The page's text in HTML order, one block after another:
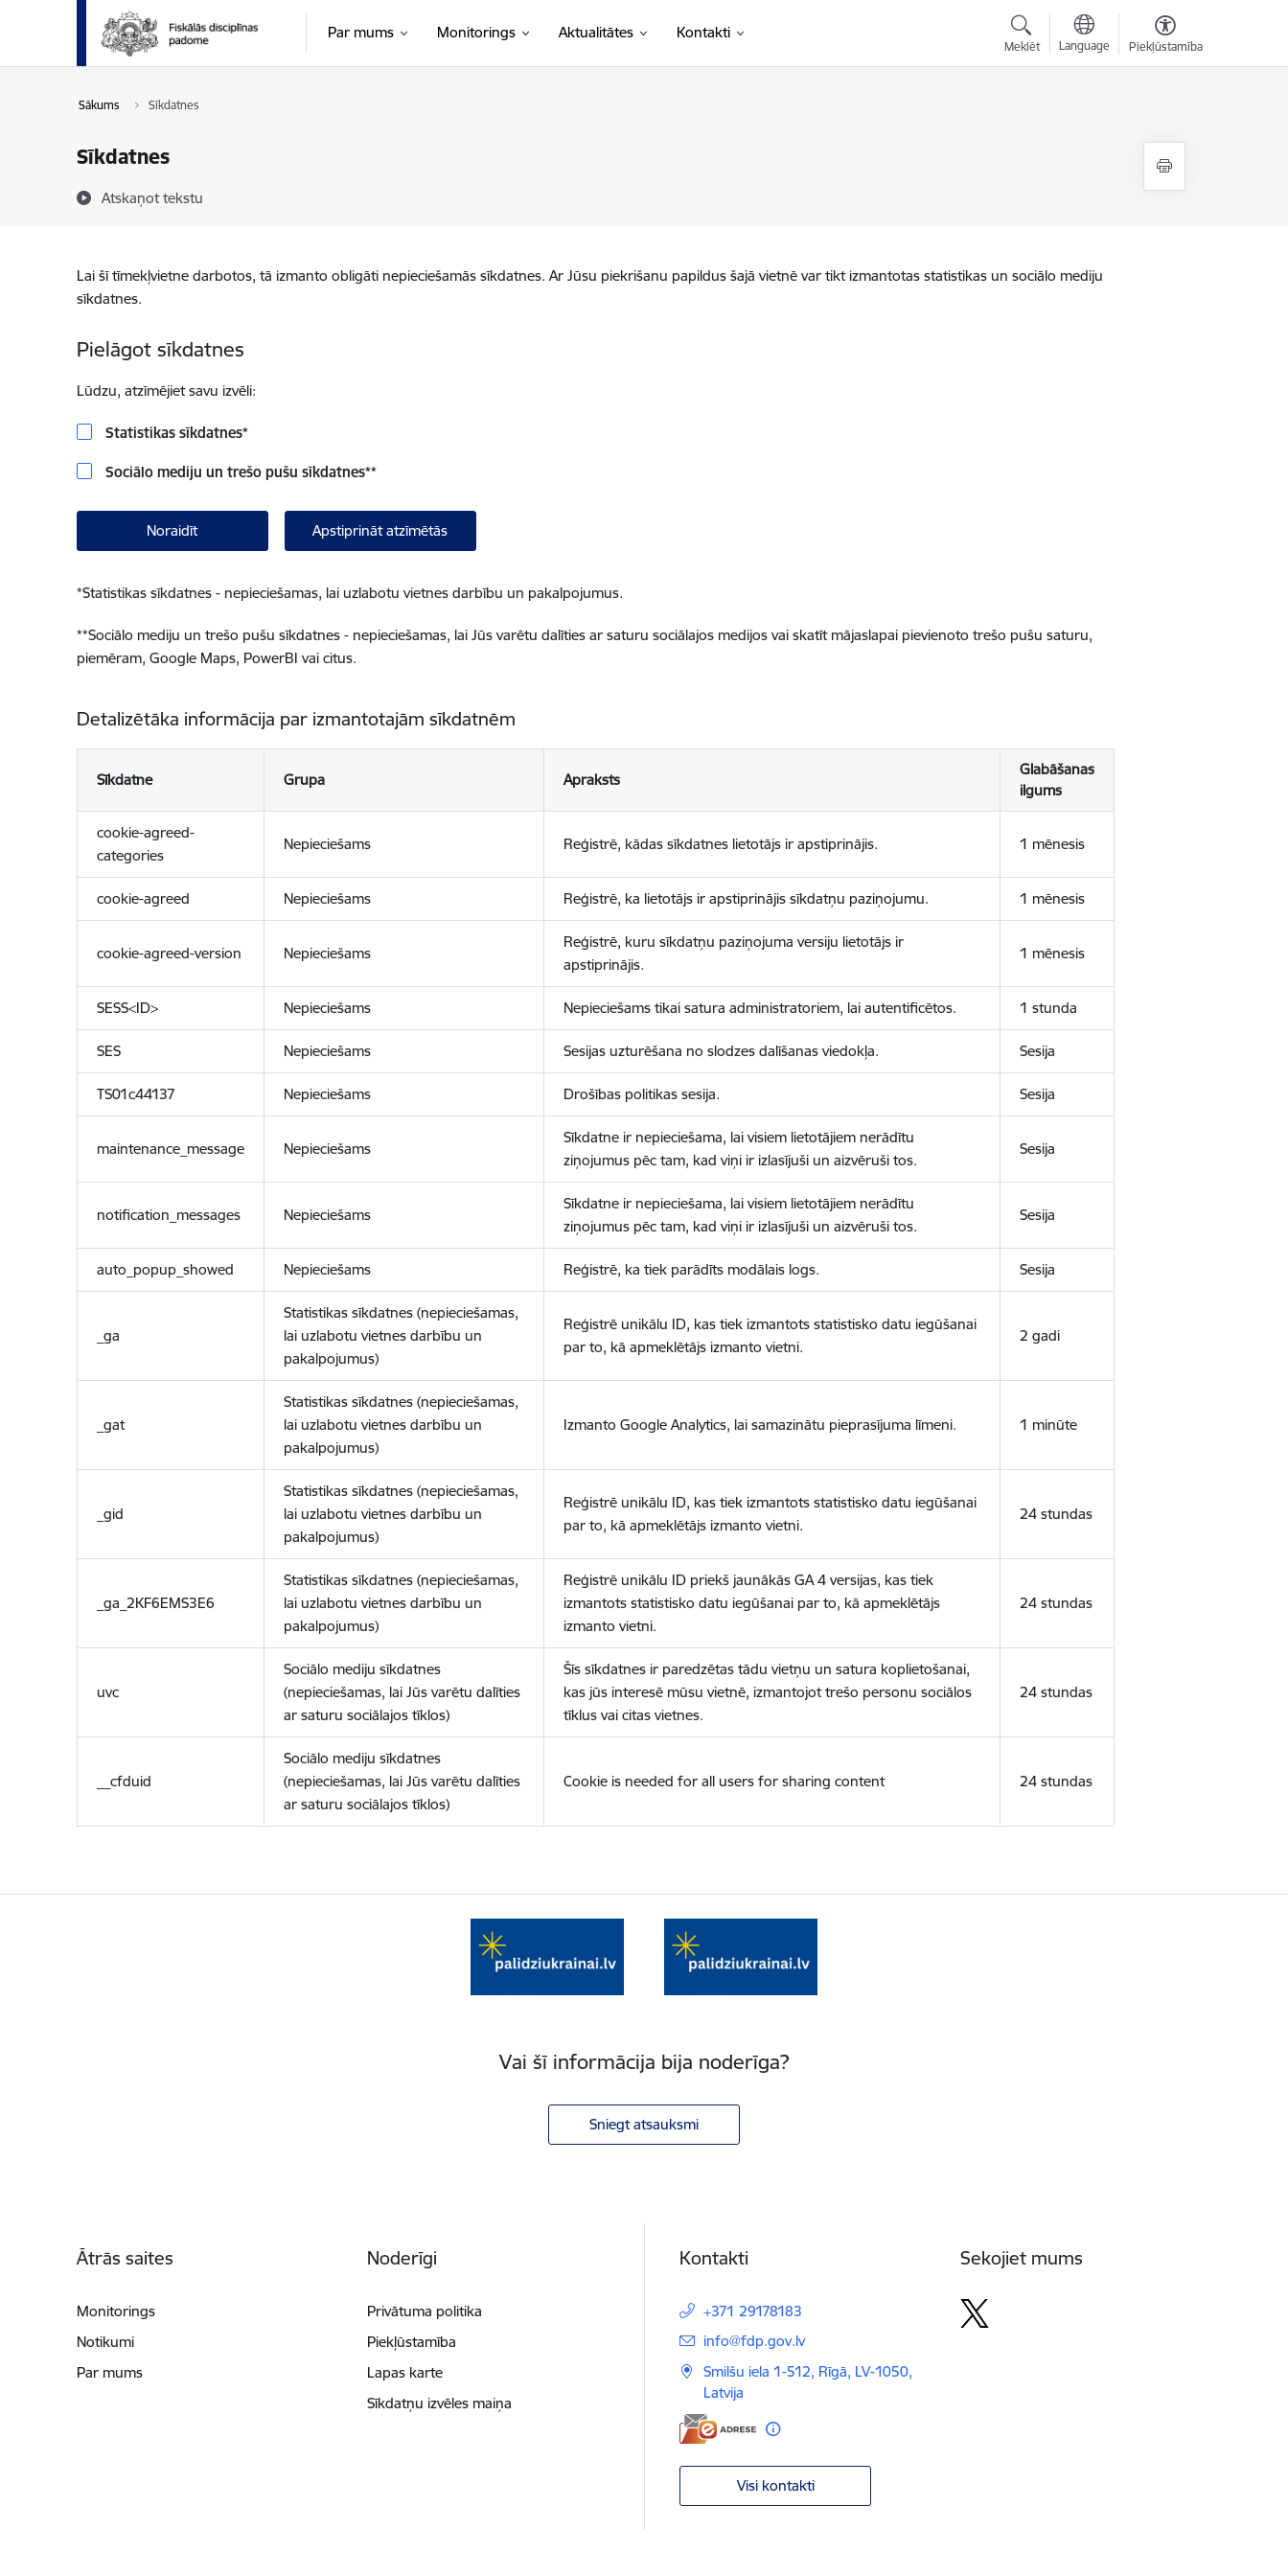
Pāriet uz lapas saturu
Par mums Monitorings Aktualitātes Kontakti
Meklēt Language Piekļūstamība
Sākums Sīkdatnes
Sīkdatnes
Atskaņot tekstu
Lai šī tīmekļvietne darbotos, tā izmanto obligāti nepieciešamās sīkdatnes. Ar Jūsu piekrišanu papildus šajā vietnē var tikt izmantotas statistikas un sociālo mediju
sīkdatnes.
Pielāgot sīkdatnes
Lūdzu, atzīmējiet savu izvēli:
Statistikas sīkdatnes*
Sociālo mediju un trešo pušu sīkdatnes**
Noraidīt Apstiprināt atzīmētās
*Statistikas sīkdatnes - nepieciešamas, lai uzlabotu vietnes darbību un pakalpojumus.
**Sociālo mediju un trešo pušu sīkdatnes - nepieciešamas, lai Jūs varētu dalīties ar saturu sociālajos medijos vai skatīt mājaslapai pievienoto trešo pušu saturu,
piemēram, Google Maps, PowerBI vai citus.
Detalizētāka informācija par izmantotajām sīkdatnēm
Sīkdatne Grupa Apraksts
Glabāšanas
ilgums
cookie-agreed-
categories
Nepieciešams Reģistrē, kādas sīkdatnes lietotājs ir apstiprinājis. 1 mēnesis
cookie-agreed Nepieciešams Reģistrē, ka lietotājs ir apstiprinājis sīkdatņu paziņojumu. 1 mēnesis
cookie-agreed-version Nepieciešams
Reģistrē, kuru sīkdatņu paziņojuma versiju lietotājs ir
apstiprinājis.
1 mēnesis
SESS<ID> Nepieciešams Nepieciešams tikai satura administratoriem, lai autentificētos. 1 stunda
SES Nepieciešams Sesijas uzturēšana no slodzes dalīšanas viedokļa. Sesija
TS01c44137 Nepieciešams Drošības politikas sesija. Sesija
maintenance_message Nepieciešams
Sīkdatne ir nepieciešama, lai visiem lietotājiem nerādītu
ziņojumus pēc tam, kad viņi ir izlasījuši un aizvēruši tos.
Sesija
notification_messages Nepieciešams
Sīkdatne ir nepieciešama, lai visiem lietotājiem nerādītu
ziņojumus pēc tam, kad viņi ir izlasījuši un aizvēruši tos.
Sesija
auto_popup_showed Nepieciešams Reģistrē, ka tiek parādīts modālais logs. Sesija
_ga
Statistikas sīkdatnes (nepieciešamas,
lai uzlabotu vietnes darbību un
pakalpojumus)
Reģistrē unikālu ID, kas tiek izmantots statistisko datu iegūšanai
par to, kā apmeklētājs izmanto vietni.
2 gadi
_gat
Statistikas sīkdatnes (nepieciešamas,
lai uzlabotu vietnes darbību un
pakalpojumus)
Izmanto Google Analytics, lai samazinātu pieprasījuma līmeni. 1 minūte
_gid
Statistikas sīkdatnes (nepieciešamas,
lai uzlabotu vietnes darbību un
pakalpojumus)
Reģistrē unikālu ID, kas tiek izmantots statistisko datu iegūšanai
par to, kā apmeklētājs izmanto vietni.
24 stundas
_ga_2KF6EMS3E6
Statistikas sīkdatnes (nepieciešamas,
lai uzlabotu vietnes darbību un
pakalpojumus)
Reģistrē unikālu ID priekš jaunākās GA 4 versijas, kas tiek
izmantots statistisko datu iegūšanai par to, kā apmeklētājs
izmanto vietni.
24 stundas
uvc
Sociālo mediju sīkdatnes
(nepieciešamas, lai Jūs varētu dalīties
ar saturu sociālajos tīklos)
Šīs sīkdatnes ir paredzētas tādu vietņu un satura koplietošanai,
kas jūs interesē mūsu vietnē, izmantojot trešo personu sociālos
tīklus vai citas vietnes.
24 stundas
__cfduid
Sociālo mediju sīkdatnes
(nepieciešamas, lai Jūs varētu dalīties
ar saturu sociālajos tīklos)
Cookie is needed for all users for sharing content 24 stundas
Vai šī informācija bija noderīga?
Sniegt atsauksmi
Ātrās saites
Monitorings
Notikumi
Par mums
Noderīgi
Privātuma politika
Piekļūstamība
Lapas karte
Sīkdatņu izvēles maiņa
Kontakti
+371 29178183
E-pasts:
info@fdp.gov.lv
Smilšu iela 1-512, Rīgā, LV-1050,
Latvija
Visi kontakti
Sekojiet mums